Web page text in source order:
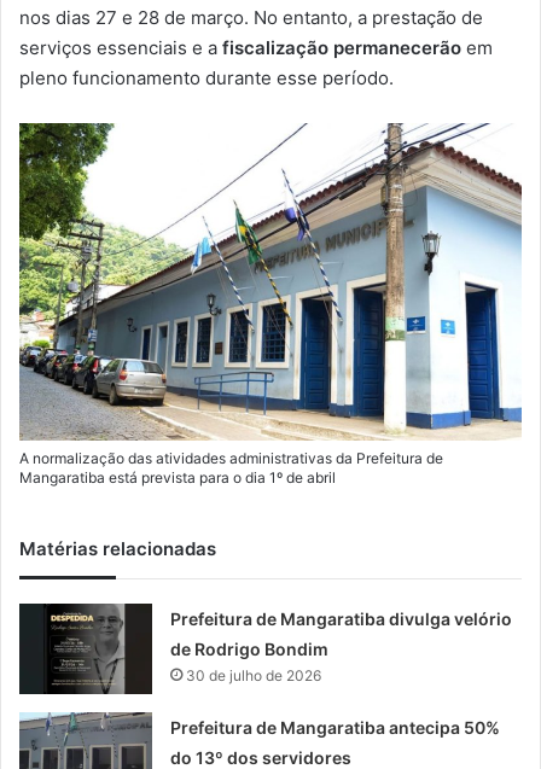
nos dias 27 e 28 de março. No entanto, a prestação de
serviços essenciais e a fiscalização permanecerão em
pleno funcionamento durante esse período.
A normalização das atividades administrativas da Prefeitura de
Mangaratiba está prevista para o dia 1º de abril
Matérias relacionadas
Prefeitura de Mangaratiba divulga velório
de Rodrigo Bondim
30 de julho de 2026
Prefeitura de Mangaratiba antecipa 50%
do 13º dos servidores